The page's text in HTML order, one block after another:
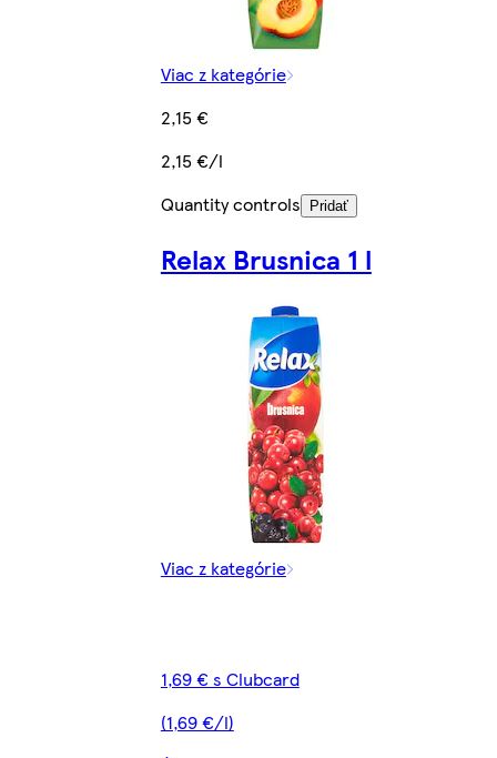
Viac z kategórie
2,15 €
2,15 €/l
Quantity controls
Pridať
Relax Brusnica 1 l
Viac z kategórie
1,69 € s Clubcard
(1,69 €/l)